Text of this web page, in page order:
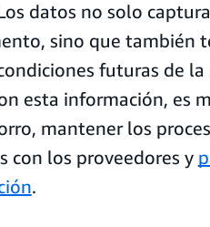
datos no solo
sino que también
futuras de la
esta información, es
mantener los
con los proveedores y
.